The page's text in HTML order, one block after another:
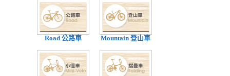
Road 公路車 Mountain 登山車